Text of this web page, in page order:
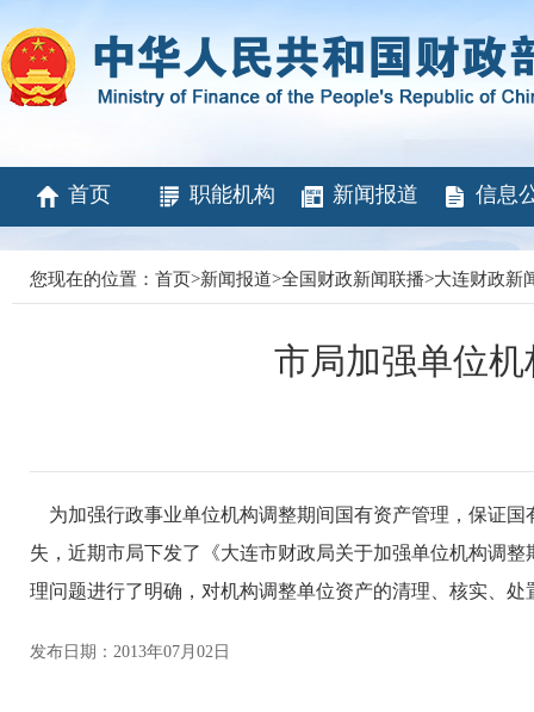
首页 职能机构 新闻报道 信息
您现在的位置： 首页>新闻报道>全国财政新闻联播>大连财政新
市局加强单位
为加强行政事业单位机构调整期间国有资产管理，保证
失，近期市局下发了《大连市财政局关于加强单位机构调
理问题进行了明确，对机构调整单位资产的清理、核实、
发布日期：2013年07月02日